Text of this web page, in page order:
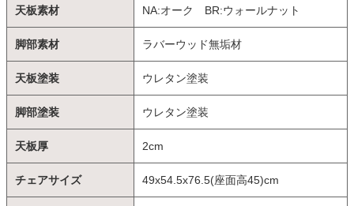
天板素材 NA:オーク BR:ウォールナット
脚部素材 ラバーウッド無垢材
天板塗装 ウレタン塗装
脚部塗装 ウレタン塗装
天板厚 2cm
チェアサイズ 49x54.5x76.5(座面高45)cm